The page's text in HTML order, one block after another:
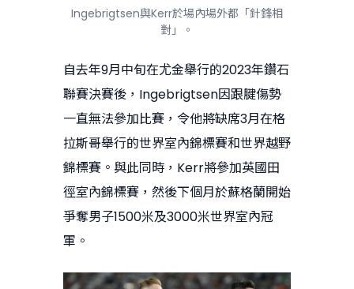
Ingebrigtsen與Kerr於場內場外都「針鋒相
對」。
自去年9月中旬在尤金舉行的2023年鑽石
聯賽決賽後，Ingebrigtsen因跟腱傷勢
一直無法參加比賽，令他將缺席3月在格
拉斯哥舉行的世界室內錦標賽和世界越野
錦標賽。與此同時，Kerr將參加英國田
徑室內錦標賽，然後下個月於蘇格蘭開始
爭奪男子1500米及3000米世界室內冠
軍。